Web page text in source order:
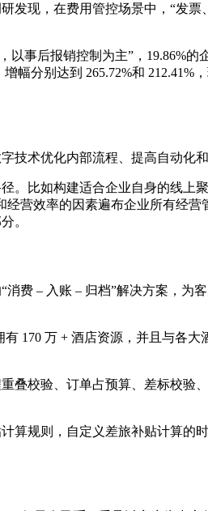
现，在费用管控场景中，“发
事后报销控制为主”，19.86%
幅分别达到 265.72%和
技术优化内部流程、提高自动化
。比如构建适合企业自身的线上聚
营效率的因素遍布企业所有经
。
费 – 入账 – 归档”解决方案，为
170 万 + 酒店资源，并且与各
叠校验、订单占预算、差标校
算规则，自定义差旅补贴计算